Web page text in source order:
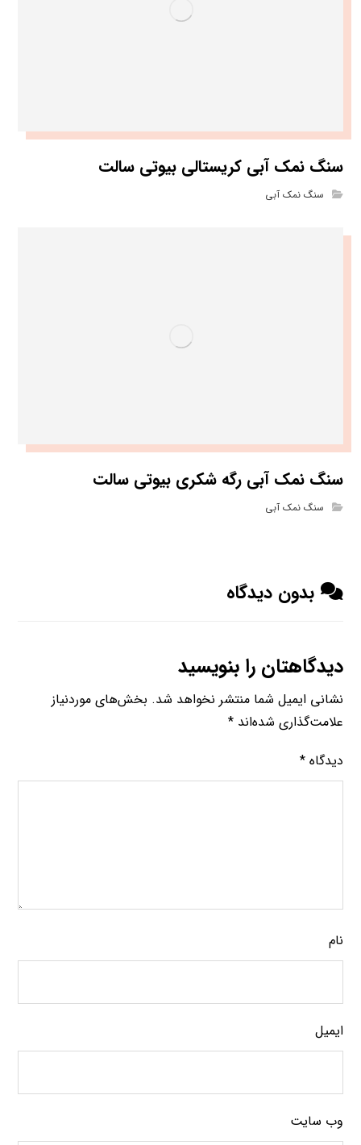
سنگ نمک آبی کریستالی بیوتی سالت
سنگ نمک آبی
سنگ نمک آبی رگه شکری بیوتی سالت
سنگ نمک آبی
بدون دیدگاه
دیدگاهتان را بنویسید
نشانی ایمیل شما منتشر نخواهد شد. بخش‌های موردنیاز
علامت‌گذاری شده‌اند*
دیدگاه*
نام
ایمیل
وب‌ سایت